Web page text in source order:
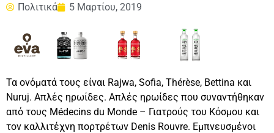
Πολιτικά 5 Μαρτίου, 2019
Τα ονόματά τους είναι Rajwa, Sofia, Thérèse, Bettina και
Nuruj. Απλές ηρωίδες. Απλές ηρωίδες που συναντήθηκαν
από τους Médecins du Monde – Γιατρούς του Κόσμου και
τον καλλιτέχνη πορτρέτων Denis Rouvre. Εμπνευσμένοι